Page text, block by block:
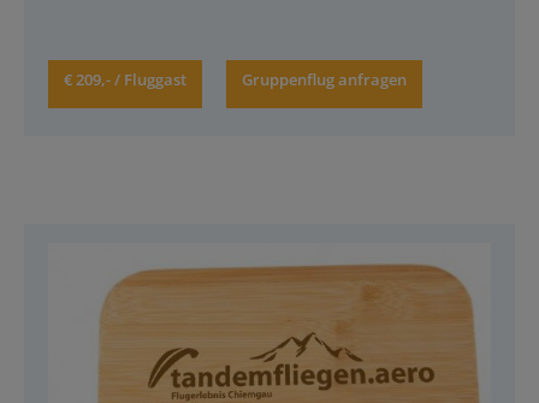
€ 209,- / Fluggast Gruppenflug anfragen